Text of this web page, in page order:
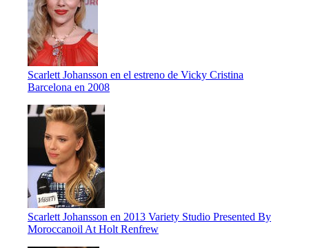
Scarlett Johansson en el estreno de Vicky Cristina
Barcelona en 2008
Scarlett Johansson en 2013 Variety Studio Presented By
Moroccanoil At Holt Renfrew